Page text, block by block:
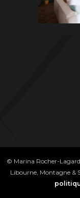
© Marina Rocher-
Libourne, Montagne &